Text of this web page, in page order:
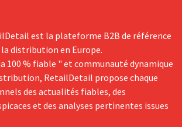
est la plateforme B2B de référence
distribution en Europe.
100 % fiable " et communauté dynamique
RetailDetail propose chaque
des actualités fiables, des
et des analyses pertinentes issues